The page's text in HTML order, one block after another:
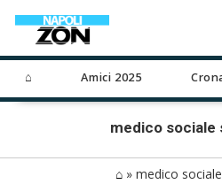
⌂ Amici 2025
medico sociale
⌂ » medico